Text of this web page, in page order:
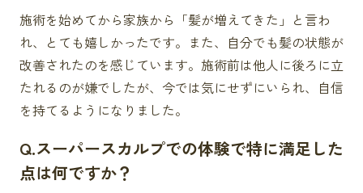
施術を始めてから家族から「髪が増えてきた」と言わ
れ、とても嬉しかったです。また、自分でも髪の状態が
改善されたのを感じています。施術前は他人に後ろに立
たれるのが嫌でしたが、今では気にせずにいられ、自信
を持てるようになりました。
Q.スーパースカルプでの体験で特に満足した
点は何ですか？